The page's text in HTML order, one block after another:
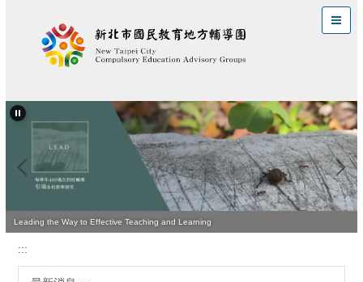
區
Leading the Way to Effective Teaching and Learning
:::